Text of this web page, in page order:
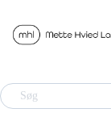
Søg